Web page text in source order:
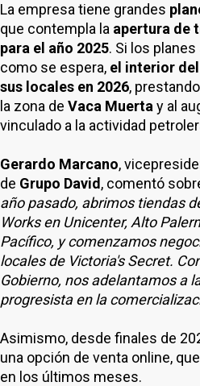
La empresa tiene grandes
que contempla la apertura de
para el año 2025. Si los
como se espera, el interior
sus locales en 2026,
la zona de Vaca Muerta y al
vinculado a la actividad
Gerardo Marcano,
de Grupo David , comentó
año pasado, abrimos tiendas
Works en Unicenter, Alto
Pacífico, y comenzamos
locales de Victoria's Secret.
Gobierno, nos adelantamos a
progresista en la
Asimismo, desde finales de
una opción de venta online,
en los últimos meses.